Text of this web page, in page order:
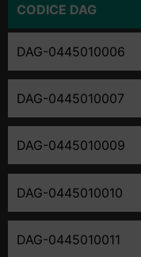
CODICE DAG
DAG-0445010006
DAG-
C/RAIL 0.986.437.001
FAMIGLIA
DAG-0445010007
DAG-
C/RAIL 0.986.437.002
DAG-0445010009
DAG-
DAG-0445010010
DAG-
DAG-0445010011